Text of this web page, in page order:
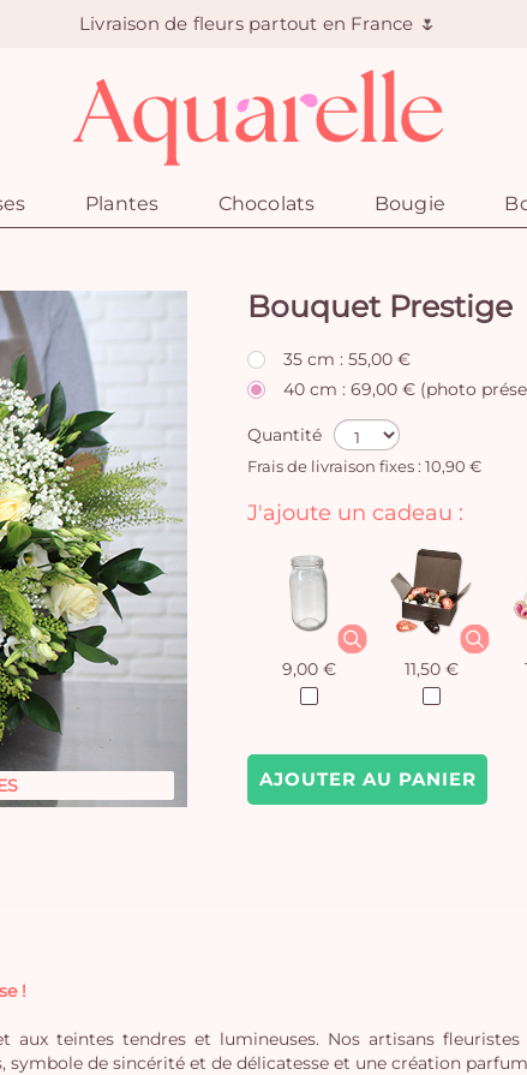
Livraison de fleurs partout en France 🌷
Plantes Chocolats Bougie
Bouquet Prestige
35 cm : 55,00 €
40 cm : 69,00 € (photo
Quantité
Frais de livraison fixes : 10,90 €
AJOUTER AU PANIER
J'ajoute un cadeau :
9,00 € 11,50 €
!
aux teintes tendres et lumineuses. Nos artisans
symbole de sincérité et de délicatesse et une création